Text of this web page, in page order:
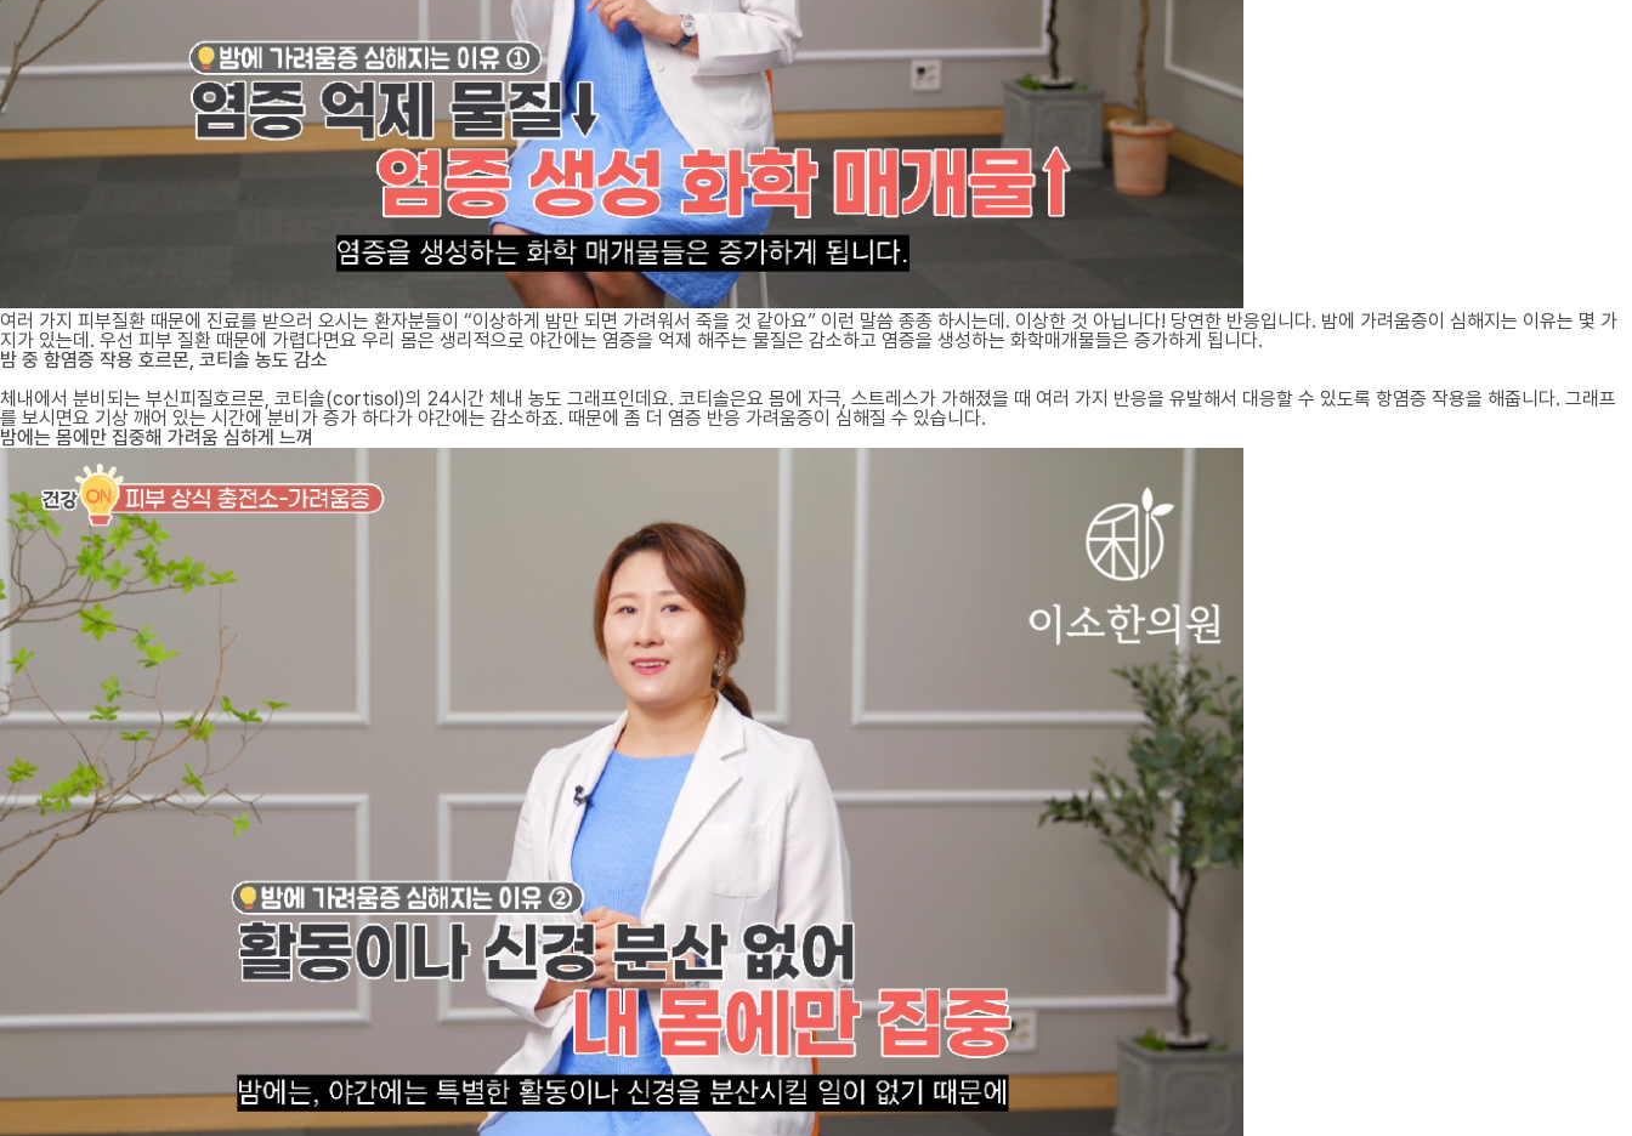
여러 가지 피부질환 때문에 진료를 받으러 오시는 환자분들이 “이상하게 밤만 되면 가려워서 죽을 것 같아요” 이런 말씀 종종 하시는데. 이상한 것 아닙니다! 당연한 반응입니다. 밤에 가려움증이 심해지는 이유는 몇 가
지가 있는데. 우선 피부 질환 때문에 가렵다면요 우리 몸은 생리적으로 야간에는 염증을 억제 해주는 물질은 감소하고 염증을 생성하는 화학매개물들은 증가하게 됩니다.
밤 중 함염증 작용 호르몬, 코티솔 농도 감소
체내에서 분비되는 부신피질호르몬, 코티솔(cortisol)의 24시간 체내 농도 그래프인데요. 코티솔은요 몸에 자극, 스트레스가 가해졌을 때 여러 가지 반응을 유발해서 대응할 수 있도록 항염증 작용을 해줍니다. 그래프
를 보시면요 기상 깨어 있는 시간에 분비가 증가 하다가 야간에는 감소하죠. 때문에 좀 더 염증 반응 가려움증이 심해질 수 있습니다.
밤에는 몸에만 집중해 가려움 심하게 느껴